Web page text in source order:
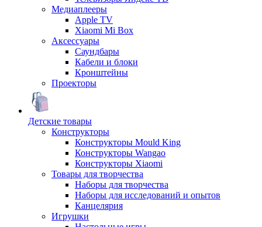
Медиаплееры
Apple TV
Xiaomi Mi Box
Аксессуары
Саундбары
Кабели и блоки
Кронштейны
Проекторы
Детские товары
Конструкторы
Конструкторы Mould King
Конструкторы Wangao
Конструкторы Xiaomi
Товары для творчества
Наборы для творчества
Наборы для исследований и опытов
Канцелярия
Игрушки